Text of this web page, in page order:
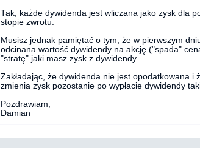
Tak, każde dywidenda jest wliczana jako zysk dla
stopie zwrotu.
Musisz jednak pamiętać o tym, że w pierwszym
odcinana wartość dywidendy na akcję ("spada"
"stratę" jaki masz zysk z dywidendy.
Zakładając, że dywidenda nie jest opodatkowana
zmienia zysk pozostanie po wypłacie dywidendy
Pozdrawiam,
Damian